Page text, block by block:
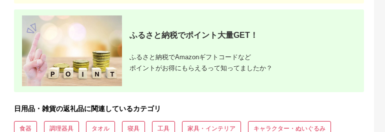
高性能 フィルター 高
ふるさと納税でポイント大量GET！
ふるさと納税でAmazonギフトコードなど
ポイントがお得にもらえるって知ってましたか？
日用品・雑貨の返礼品に関連しているカテゴリ
食器 調理器具 タオル 寝具 工具 家具・インテリア キャラクター・ぬいぐるみ